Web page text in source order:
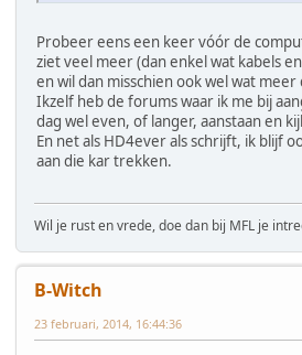
Probeer eens een keer vóór de
ziet veel meer (dan enkel wat kabels
en wil dan misschien ook wel wat meer
Ikzelf heb de forums waar ik me bij
dag wel even, of langer, aanstaan en
En net als HD4ever als schrijft, ik blijf
aan die kar trekken.
Wil je rust en vrede, doe dan bij MFL je
B-Witch
23 februari, 2014, 16:44:36